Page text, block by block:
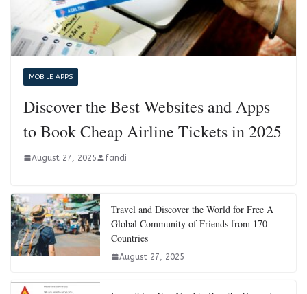
MOBILE APPS
Discover the Best Websites and Apps
to Book Cheap Airline Tickets in 2025
August 27, 2025 fandi
Travel and Discover the World for Free A
Global Community of Friends from 170
Countries
August 27, 2025